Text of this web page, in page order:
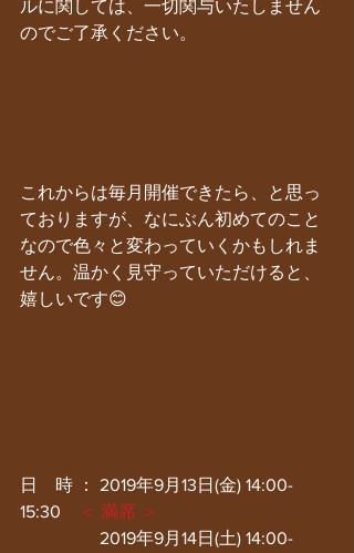
ルに関しては、一切関与いたしません
のでご了承ください。
これからは毎月開催できたら、と思っ
ておりますが、なにぶん初めてのこと
なので色々と変わっていくかもしれま
せん。温かく見守っていただけると、
嬉しいです😊
日　時 ： 2019年9月13日(金) 14:00-
15:30
＜ 満席 ＞
2019年9月14日(土) 14:00-